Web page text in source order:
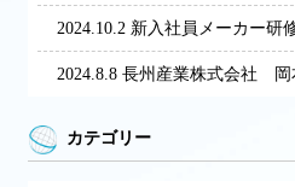
2024.10.2 新入社員メーカー研
2024.8.8 長州産業株式会社 岡
カテゴリー